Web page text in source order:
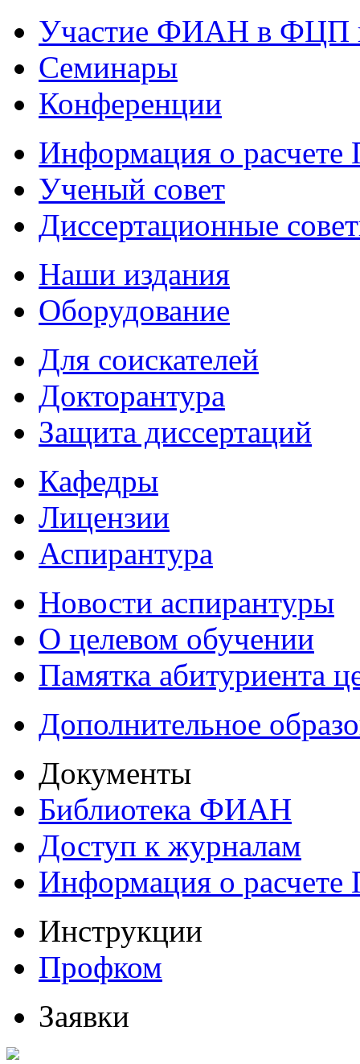
Участие ФИАН в ФЦП
Семинары
Конференции
Информация о
Ученый совет
Диссертационные
Наши издания
Оборудование
Для соискателей
Докторантура
Защита диссертаций
Кафедры
Лицензии
Аспирантура
Новости аспирантуры
О целевом обучении
Памятка абитуриента
Дополнительное
Документы
Библиотека ФИАН
Доступ к журналам
Информация о
Инструкции
Профком
Заявки